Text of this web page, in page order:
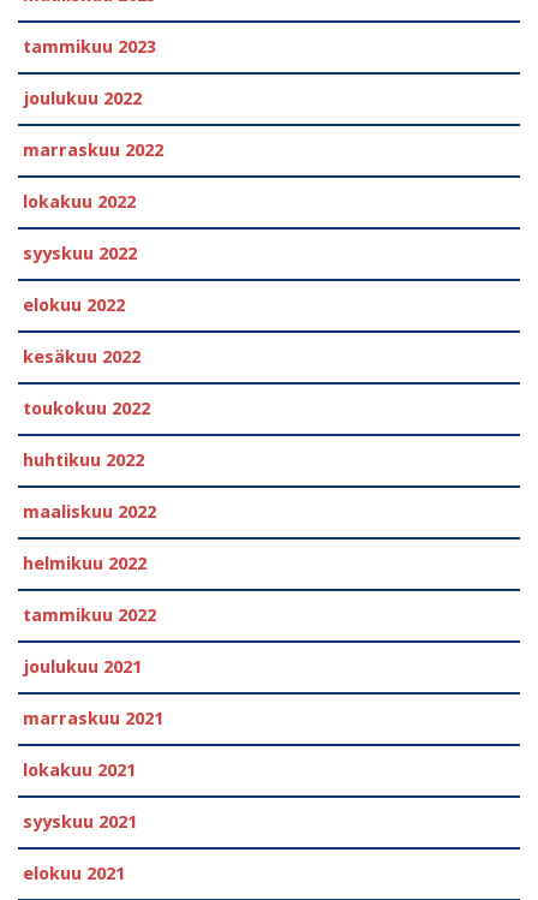
tammikuu 2023
joulukuu 2022
marraskuu 2022
lokakuu 2022
syyskuu 2022
elokuu 2022
kesäkuu 2022
toukokuu 2022
huhtikuu 2022
maaliskuu 2022
helmikuu 2022
tammikuu 2022
joulukuu 2021
marraskuu 2021
lokakuu 2021
syyskuu 2021
elokuu 2021